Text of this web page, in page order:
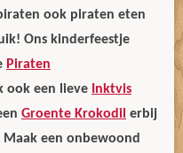
ook piraten eten
Ons kinderfeestje
Piraten
ook een lieve Inktvis
Groente Krokodil erbij
een onbewoond